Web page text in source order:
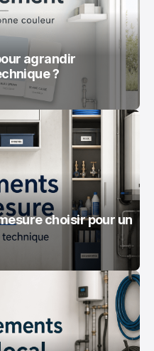
agrandir
?
choisir pour un